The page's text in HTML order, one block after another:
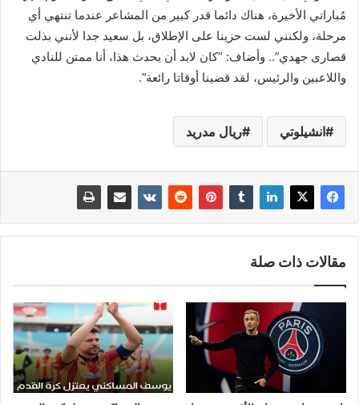
مُباراتي الأخيرة، هناك دائما قدر كبير من المشاعر عندما تنتهي أي
مرحلة، ولكنني لست حزينا على الإطلاق، بل سعيد جدا لأنني بذلت
قصارى جهدي”.. وأضاف: “كان لابد أن يحدث هذا، أنا ممتن للنادي
واللاعبين والرئيس، لقد قضينا أوقاتا رائعة”.
انشيلوتي ريال مدريد
مقالات ذات صلة